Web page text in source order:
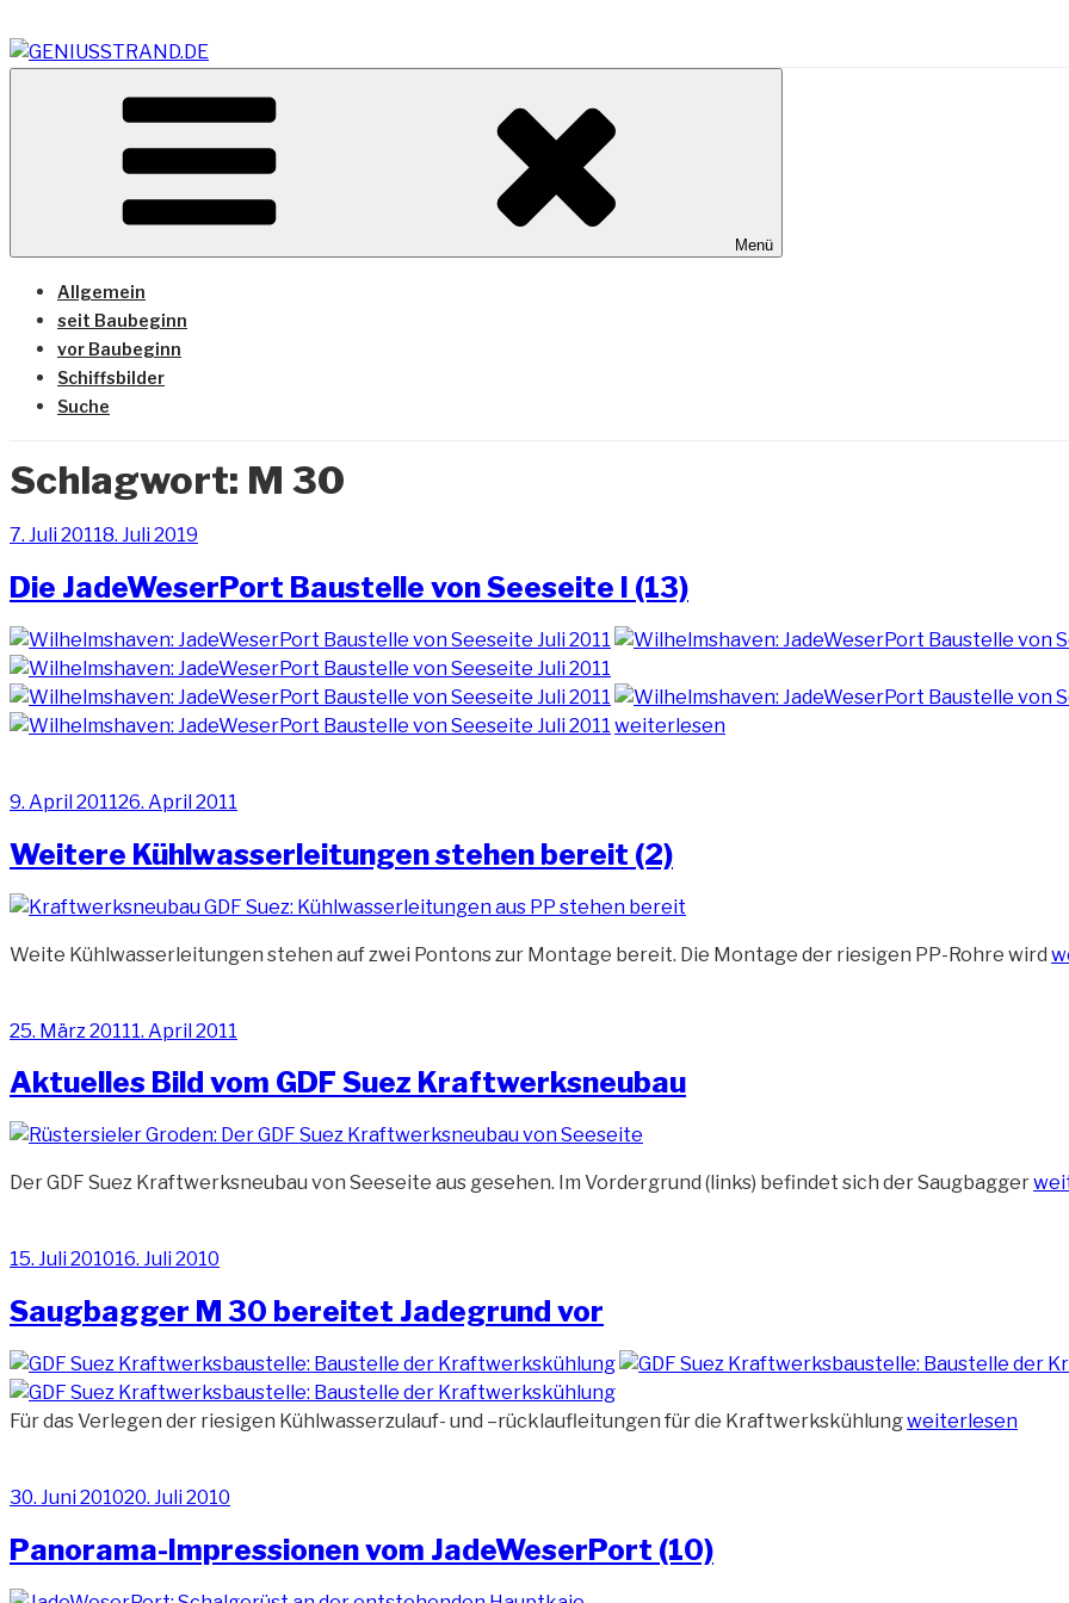
Inhalt
springen
GENIUSSTRAND.DE
Vom Geniusstrand zum JadeWeserPort/Container Terminal Wilhelmshaven
Menü
Allgemein
seit Baubeginn
vor Baubeginn
Schiffsbilder
Suche
Schlagwort: M 30
Veröffentlicht
7. Juli 20118. Juli 2019
Die JadeWeserPort Baustelle von Seeseite I (13)
„Die
Seeseite
I
(13)“
weiterlesen
Veröffentlicht
9. April 201126. April 2011
Weitere Kühlwasserleitungen stehen bereit (2)
Weite Kühlwasserleitungen stehen auf zwei Pontons zur Montage bereit. Die Montage der riesigen PP-Rohre wird
Veröffentlicht
25. März 20111. April 2011
Aktuelles Bild vom GDF Suez Kraftwerksneubau
Der GDF Suez Kraftwerksneubau von Seeseite aus gesehen. Im Vordergrund (links) befindet sich der Saugbagger
Veröffentlicht
15. Juli 201016. Juli 2010
Saugbagger M 30 bereitet Jadegrund vor
Für das Verlegen der riesigen Kühlwasserzulauf- und –rücklaufleitungen für die Kraftwerkskühlung„Saugbagger
weiterlesen
Veröffentlicht
30. Juni 201020. Juli 2010
Panorama-Impressionen vom JadeWeserPort (10)